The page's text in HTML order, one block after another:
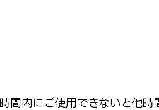
内にご使用できないと他時